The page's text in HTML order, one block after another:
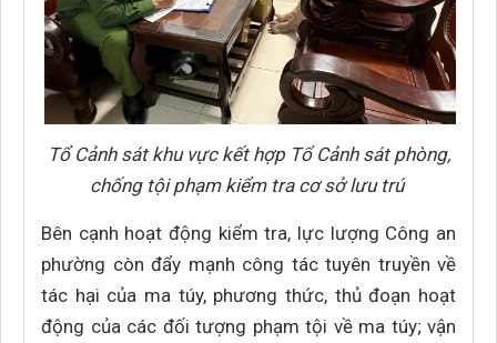
Tổ Cảnh sát khu vực kết hợp Tổ Cảnh sát phòng,
chống tội phạm kiểm tra cơ sở lưu trú
Bên cạnh hoạt động kiểm tra, lực lượng Công an
phường còn đẩy mạnh công tác tuyên truyền về
tác hại của ma túy, phương thức, thủ đoạn hoạt
động của các đối tượng phạm tội về ma túy; vận